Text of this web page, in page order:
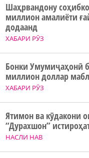
ХАБАРИ РӮЗ
Шаҳрвандону
миллион амалиёти
додаанд
ХАБАРИ РӮЗ
Бонки Умумиҷаҳонӣ
миллион доллар
НАСЛИ НАВ
Ятимон ва кӯдакони
“Дурахшон”